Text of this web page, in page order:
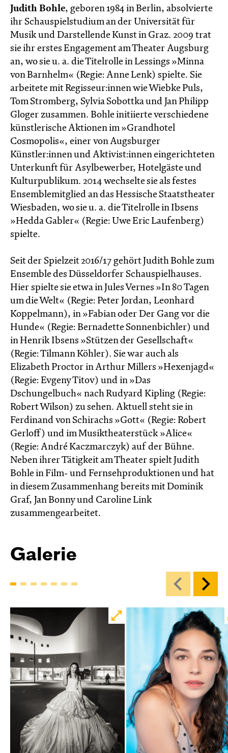
Judith Bohle, geboren 1984 in Berlin, absolvierte
ihr Schauspielstudium an der Universität für
Musik und Darstellende Kunst in Graz. 2009 trat
sie ihr erstes Engagement am Theater Augsburg
an, wo sie u. a. die Titelrolle in Lessings »Minna
von Barnhelm« (Regie: Anne Lenk) spielte. Sie
arbeitete mit Regisseur:innen wie Wiebke Puls,
Tom Stromberg, Sylvia Sobottka und Jan Philipp
Gloger zusammen. Bohle initiierte verschiedene
künstlerische Aktionen im »Grandhotel
Cosmopolis«, einer von Augsburger
Künstler:innen und Aktivist:innen eingerichteten
Unterkunft für Asylbewerber, Hotelgäste und
Kulturpublikum. 2014 wechselte sie als festes
Ensemblemitglied an das Hessische Staatstheater
Wiesbaden, wo sie u. a. die Titelrolle in Ibsens
»Hedda Gabler« (Regie: Uwe Eric Laufenberg)
spielte.
Seit der Spielzeit 2016/17 gehört Judith Bohle zum
Ensemble des Düsseldorfer Schauspielhauses.
Hier spielte sie etwa in Jules Vernes »In 80 Tagen
um die Welt« (Regie: Peter Jordan, Leonhard
Koppelmann), in »Fabian oder Der Gang vor die
Hunde« (Regie: Bernadette Sonnenbichler) und
in Henrik Ibsens »Stützen der Gesellschaft«
(Regie: Tilmann Köhler). Sie war auch als
Elizabeth Proctor in Arthur Millers »Hexenjagd«
(Regie: Evgeny Titov) und in »Das
Dschungelbuch« nach Rudyard Kipling (Regie:
Robert Wilson) zu sehen. Aktuell steht sie in
Ferdinand von Schirachs »Gott« (Regie: Robert
Gerloff) und im Musiktheaterstück »Alice«
(Regie: André Kaczmarczyk) auf der Bühne.
Neben ihrer Tätigkeit am Theater spielt Judith
Bohle in Film- und Fernsehproduktionen und hat
in diesem Zusammenhang bereits mit Dominik
Graf, Jan Bonny und Caroline Link
zusammengearbeitet.
Galerie